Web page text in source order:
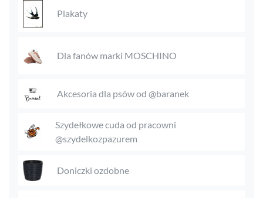
Plakaty
Dla fanów marki MOSCHINO
Akcesoria dla psów od @baranek
Szydełkowe cuda od pracowni
@szydelkozpazurem
Doniczki ozdobne